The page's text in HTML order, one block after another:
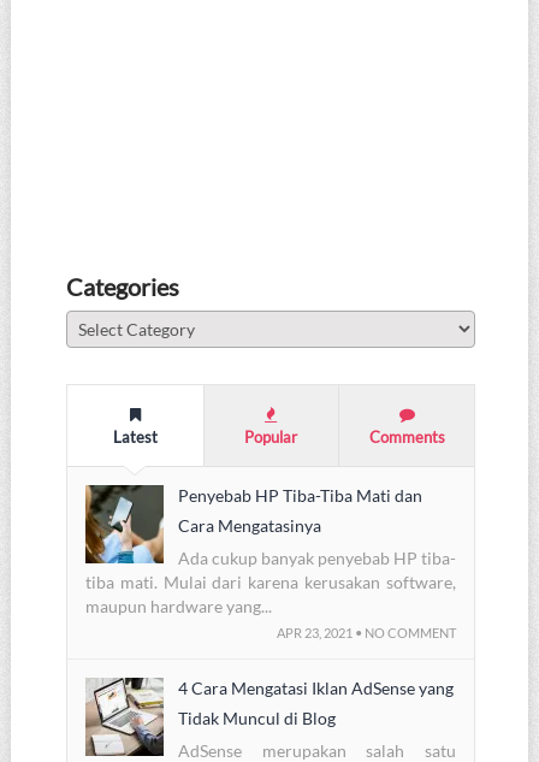
Categories
Categories
Latest Popular Comments
Penyebab HP Tiba-Tiba Mati dan
Cara Mengatasinya
Ada cukup banyak penyebab HP tiba-
tiba mati. Mulai dari karena kerusakan software,
maupun hardware yang...
APR 23, 2021 • NO COMMENT
4 Cara Mengatasi Iklan AdSense yang
Tidak Muncul di Blog
AdSense merupakan salah satu